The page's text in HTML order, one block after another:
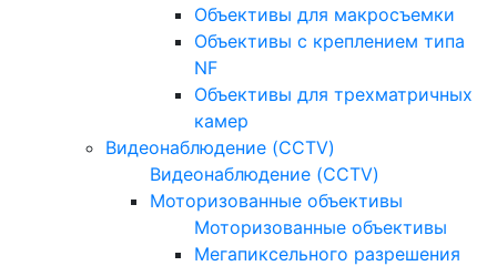
Объективы для макросъемки
Объективы с креплением типа
NF
Объективы для трехматричных
камер
Видеонаблюдение (CCTV)
Видеонаблюдение (CCTV)
Моторизованные объективы
Моторизованные объективы
Мегапиксельного разрешения